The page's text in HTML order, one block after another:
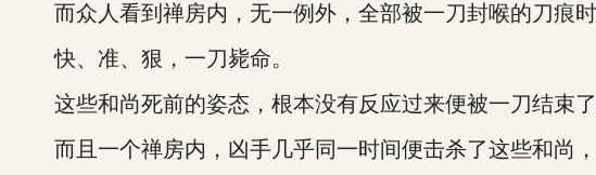
而众人看到禅房内，无一例外，全部被一刀封喉的刀痕时
快、准、狠，一刀毙命。
这些和尚死前的姿态，根本没有反应过来便被一刀结束了
而且一个禅房内，凶手几乎同一时间便击杀了这些和尚，